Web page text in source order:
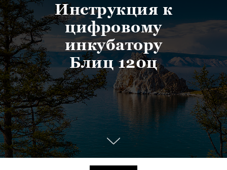
Инструкция к
цифровому
инкубатору
Блиц 120ц